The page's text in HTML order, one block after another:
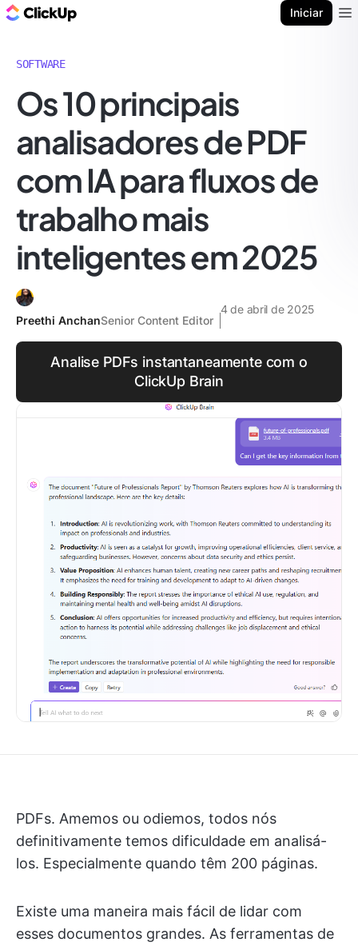
Iniciar
SOFTWARE
Os 10 principais
analisadores de PDF
com IA para fluxos de
trabalho mais
inteligentes em 2025
Preethi AnchanSenior Content Editor
4 de abril de 2025
Analise PDFs instantaneamente com o
ClickUp Brain
PDFs. Amemos ou odiemos, todos nós
definitivamente temos dificuldade em analisá-
los. Especialmente quando têm 200 páginas.
Existe uma maneira mais fácil de lidar com
esses documentos grandes. As ferramentas de